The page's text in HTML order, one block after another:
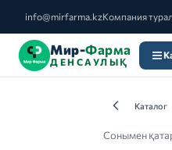
info@mirfarma.kzКомпания
Мир-Фарма
ДЕНСАУЛЫҚ
Каталог
Сонымен